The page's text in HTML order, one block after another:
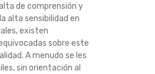
de comprensión y
alta sensibilidad en
existen
sobre este
A menudo se les
sin orientación al